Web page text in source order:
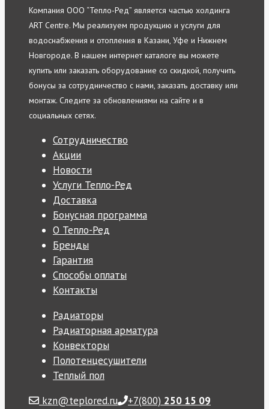
Компания ООО “Тепло-Ред” является частью холдинга
ART Centre. Мы реализуем продукцию и услуги для
водоснабжения и отопления в Казани, Уфе и Нижнем
Новгороде. В нашем интернет каталоге вы можете
купить или заказать оборудование со скидкой, получить
бонусы за сотрудничество с нами, заказать доставку или
монтаж. Следите за обновлениями на сайте и в
социальных сетях.
Сотрудничество
Акции
Новости
Услуги Тепло-Ред
Доставка
Бонусная программа
О Тепло-Ред
Бренды
Гарантия
Способы оплаты
Контакты
Радиаторы
Радиаторная арматура
Конвекторы
Полотенцесушители
Теплый пол
kzn@teplored.ru
+7(800) 250 15 09